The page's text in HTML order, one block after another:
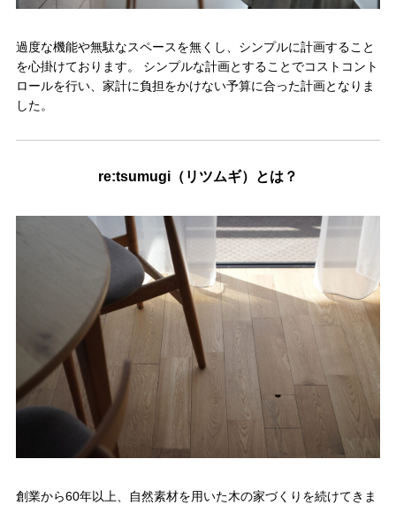
過度な機能や無駄なスペースを無くし、シンプルに計画すること
を心掛けております。 シンプルな計画とすることでコストコント
ロールを行い、家計に負担をかけない予算に合った計画となりま
した。
re:tsumugi（リツムギ）とは？
創業から60年以上、自然素材を用いた木の家づくりを続けてきま